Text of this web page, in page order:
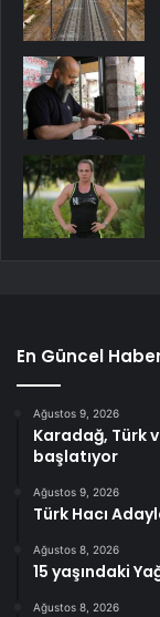
En Güncel
Ağustos 9, 2026
Karadağ, Türk
başlatıyor
Ağustos 9, 2026
Türk Hacı
Ağustos 8, 2026
15 yaşındaki
Ağustos 8, 2026